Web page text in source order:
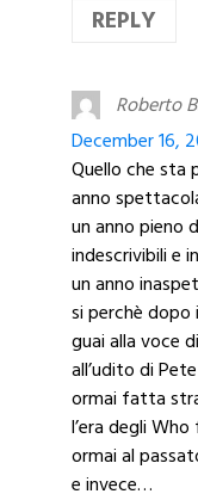
REPLY
Roberto
December 16,
Quello che sta
anno
un anno pieno
indescrivibili e
un anno
si perchè
guai alla voce
all’udito di
ormai fatta
l’era degli
ormai al
e invece…